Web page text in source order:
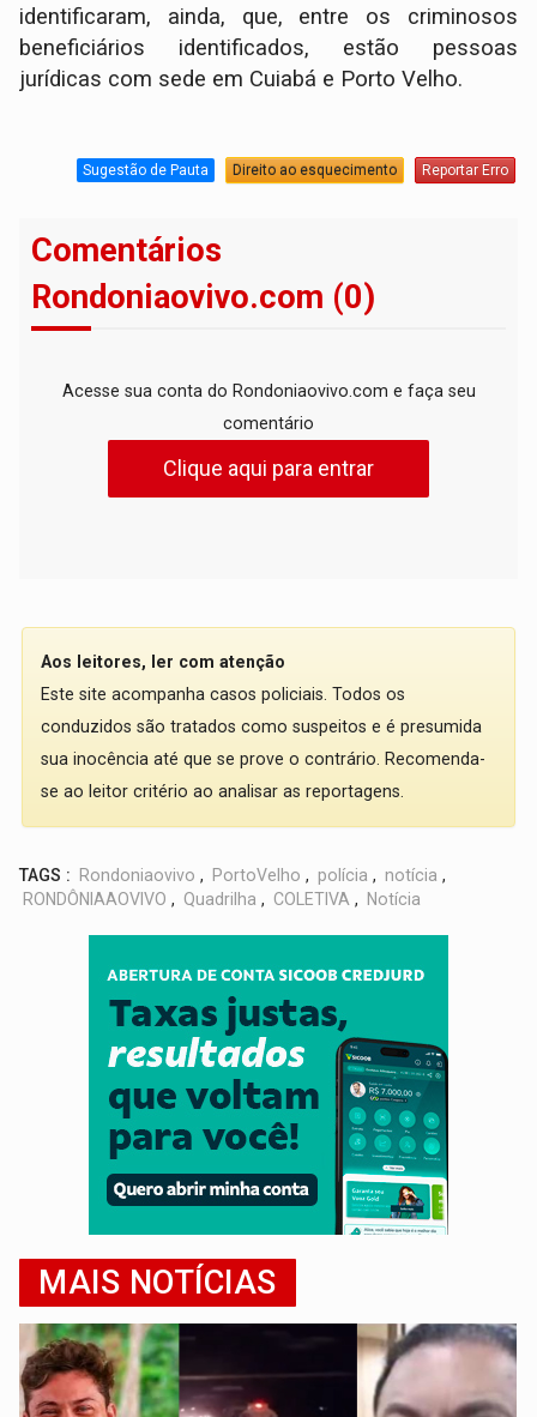
identificaram, ainda, que, entre os criminosos
beneficiários identificados, estão pessoas
jurídicas com sede em Cuiabá e Porto Velho.
Sugestão de Pauta Direito ao esquecimento Reportar Erro
Comentários
Rondoniaovivo.com (0)
Acesse sua conta do Rondoniaovivo.com e faça seu
comentário
Clique aqui para entrar
Aos leitores, ler com atenção
Este site acompanha casos policiais. Todos os
conduzidos são tratados como suspeitos e é presumida
sua inocência até que se prove o contrário. Recomenda-
se ao leitor critério ao analisar as reportagens.
TAGS : Rondoniaovivo , PortoVelho , polícia , notícia ,
RONDÔNIAAOVIVO , Quadrilha , COLETIVA , Notícia
MAIS NOTÍCIAS